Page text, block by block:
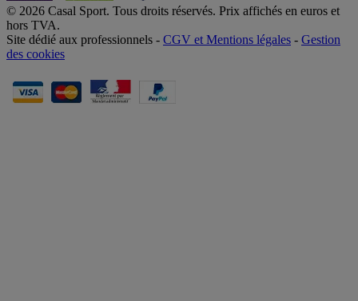
© 2026 Casal Sport. Tous droits réservés. Prix affichés en euros et
hors TVA.
Site dédié aux professionnels - CGV et Mentions légales - Gestion
des cookies